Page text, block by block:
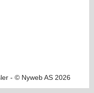
- © Nyweb AS 2026